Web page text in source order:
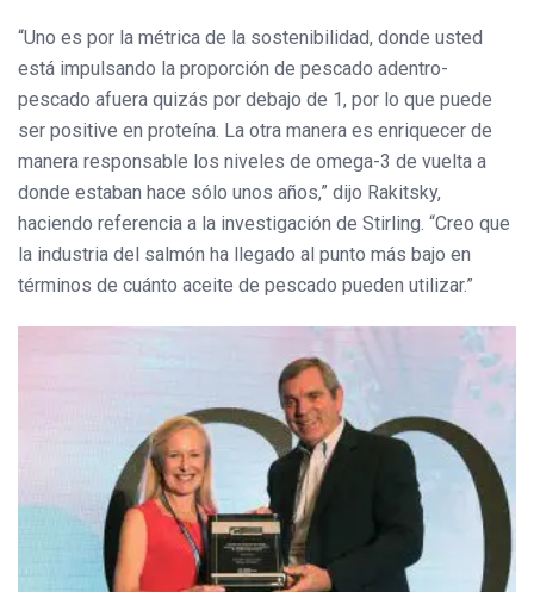
“Uno es por la métrica de la sostenibilidad, donde usted
está impulsando la proporción de pescado adentro-
pescado afuera quizás por debajo de 1, por lo que puede
ser positive en proteína. La otra manera es enriquecer de
manera responsable los niveles de omega-3 de vuelta a
donde estaban hace sólo unos años,” dijo Rakitsky,
haciendo referencia a la investigación de Stirling. “Creo que
la industria del salmón ha llegado al punto más bajo en
términos de cuánto aceite de pescado pueden utilizar.”